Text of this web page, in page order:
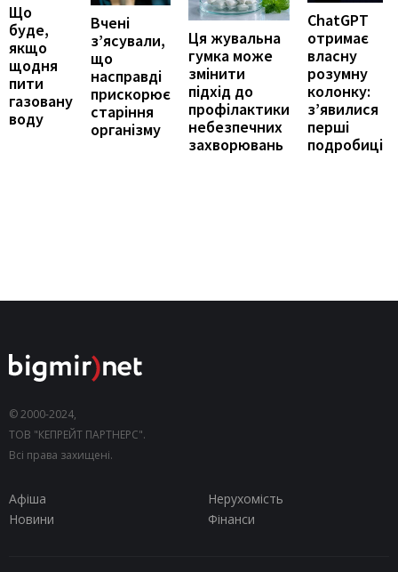
Що
буде,
якщо
щодня
пити
газовану
воду
Вчені
з’ясували,
що
насправді
прискорює
старіння
організму
Ця жувальна
гумка може
змінити
підхід до
профілактики
небезпечних
захворювань
ChatGPT
отримає
власну
розумну
колонку:
з’явилися
перші
подробиці
© 2000-2024,
ТОВ "КЕПРЕЙТ ПАРТНЕРС".
Всі права захищені.
Афіша
Нерухомість
Новини
Фінанси